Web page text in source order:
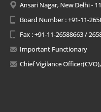
Ansari Nagar, New Delhi -
Board Number : +91-11-
Fax : +91-11-26588663 /
Important Functionary
Chief Vigilance